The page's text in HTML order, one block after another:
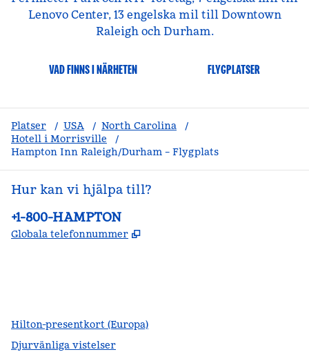
Lenovo Center, 13 engelska mil till Downtown
Raleigh och Durham.
VAD FINNS I NÄRHETEN FLYGPLATSER
Platser / USA / North Carolina
/
Hotell i Morrisville
/
Hampton Inn Raleigh/Durham – Flygplats
Hur kan vi hjälpa till?
Telefon:
+1-800-HAMPTON
Globala telefonnummer ,
Hilton-presentkort (Europa)
Djurvänliga vistelser